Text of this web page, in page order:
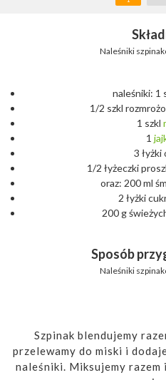
Naleśniki
naleśniki: 1
1/2 szkl
1 szkl
1
3 łyżki
1/2 łyżeczki
oraz: 200 ml
2 łyżki
200 g
Sposób
Naleśniki
Szpinak blendujemy
przelewamy do miski i
naleśniki. Miksujemy